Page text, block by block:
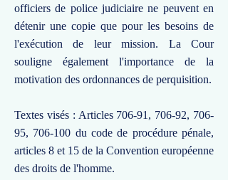
officiers de police judiciaire ne peuvent en
détenir une copie que pour les besoins de
l'exécution de leur mission. La Cour
souligne également l'importance de la
motivation des ordonnances de perquisition.
Textes visés : Articles 706-91, 706-92, 706-
95, 706-100 du code de procédure pénale,
articles 8 et 15 de la Convention européenne
des droits de l'homme.